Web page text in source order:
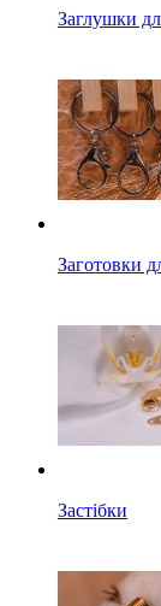
Заглушки
Заготовки
Застібки